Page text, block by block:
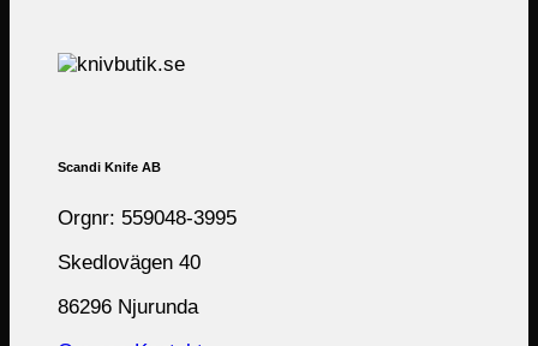
Scandi Knife AB
Orgnr: 559048-3995
Skedlovägen 40
86296 Njurunda